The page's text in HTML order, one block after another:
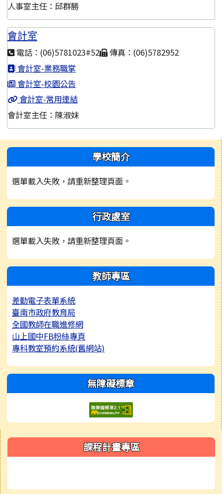
人事室主任：邱群勝
會計室
電話：(06)5781023#52
傳真：(06)5782952
會計室-業務職掌
會計室-校園公告
會計室-常用連結
會計室主任：陳淑妹
左邊區域內容 學校簡介
選單載入失敗，請重新整理頁面。
行政處室
選單載入失敗，請重新整理頁面。
教師專區
差勤電子表單系統
臺南市政府教育局
全國教師在職進修網
山上國中FB粉絲專頁
專科教室預約系統(舊網站)
無障礙標章
右邊區域內容 課程計畫專區